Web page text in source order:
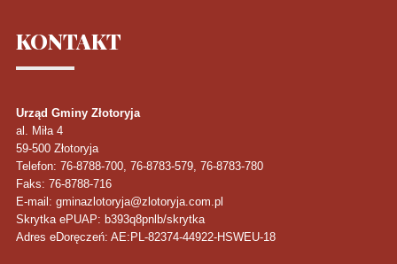
KONTAKT
Urząd Gminy Złotoryja
al. Miła 4
59-500 Złotoryja
Telefon: 76-8788-700, 76-8783-579, 76-8783-780
Faks: 76-8788-716
E-mail: gminazlotoryja@zlotoryja.com.pl
Skrytka ePUAP: b393q8pnlb/skrytka
Adres eDoręczeń: AE:PL-82374-44922-HSWEU-18